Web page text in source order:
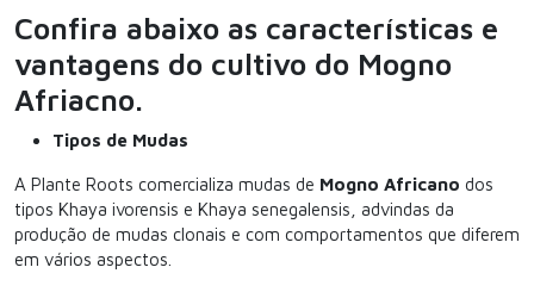
Confira abaixo as características e
vantagens do cultivo do Mogno
Afriacno.
Tipos de Mudas
A Plante Roots comercializa mudas de Mogno Africano dos
tipos Khaya ivorensis e Khaya senegalensis, advindas da
produção de mudas clonais e com comportamentos que diferem
em vários aspectos.